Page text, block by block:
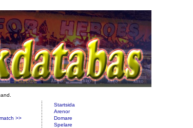
>>
Startsida
Arenor
Domare
Spelare